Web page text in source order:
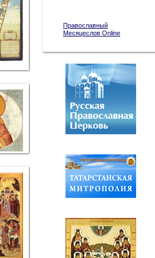
Православный
Месяцеслов Online